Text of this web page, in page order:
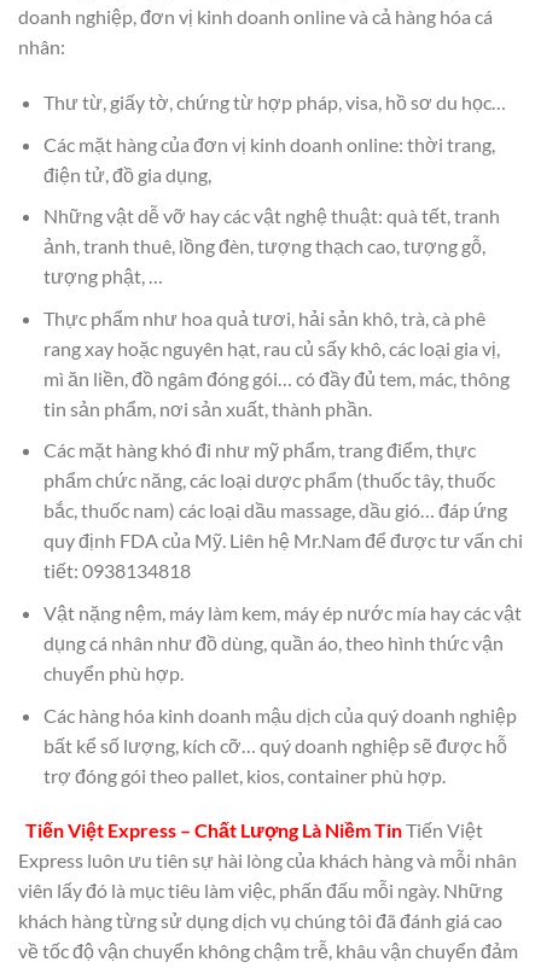
doanh nghiệp, đơn vị kinh doanh online và cả hàng hóa cá
nhân:
Thư từ, giấy tờ, chứng từ hợp pháp, visa, hồ sơ du học…
Các mặt hàng của đơn vị kinh doanh online: thời trang,
điện tử, đồ gia dụng,
Những vật dễ vỡ hay các vật nghệ thuật: quà tết, tranh
ảnh, tranh thuê, lồng đèn, tượng thạch cao, tượng gỗ,
tượng phật, …
Thực phẩm như hoa quả tươi, hải sản khô, trà, cà phê
rang xay hoặc nguyên hạt, rau củ sấy khô, các loại gia vị,
mì ăn liền, đồ ngâm đóng gói… có đầy đủ tem, mác, thông
tin sản phẩm, nơi sản xuất, thành phần.
Các mặt hàng khó đi như mỹ phẩm, trang điểm, thực
phẩm chức năng, các loại dược phẩm (thuốc tây, thuốc
bắc, thuốc nam) các loại dầu massage, dầu gió… đáp ứng
quy định FDA của Mỹ. Liên hệ Mr.Nam để được tư vấn chi
tiết: 0938134818
Vật nặng nệm, máy làm kem, máy ép nước mía hay các vật
dụng cá nhân như đồ dùng, quần áo, theo hình thức vận
chuyển phù hợp.
Các hàng hóa kinh doanh mậu dịch của quý doanh nghiệp
bất kể số lượng, kích cỡ… quý doanh nghiệp sẽ được hỗ
trợ đóng gói theo pallet, kios, container phù hợp.
Tiến Việt Express – Chất Lượng Là Niềm TinTiến Việt
Express luôn ưu tiên sự hài lòng của khách hàng và mỗi nhân
viên lấy đó là mục tiêu làm việc, phấn đấu mỗi ngày. Những
khách hàng từng sử dụng dịch vụ chúng tôi đã đánh giá cao
về tốc độ vận chuyển không chậm trễ, khâu vận chuyển đảm